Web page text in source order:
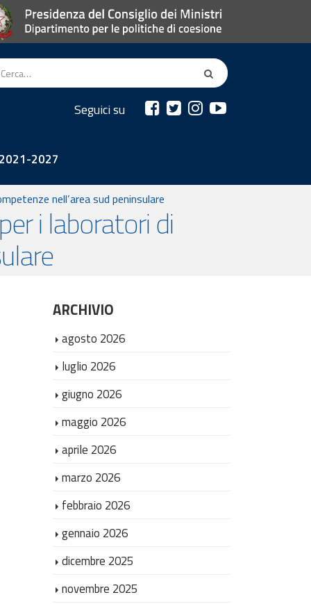
Seguici su
2021-2027
nell’area sud peninsulare
i laboratori di
ARCHIVIO
agosto 2026
luglio 2026
giugno 2026
maggio 2026
aprile 2026
marzo 2026
febbraio 2026
gennaio 2026
dicembre 2025
novembre 2025